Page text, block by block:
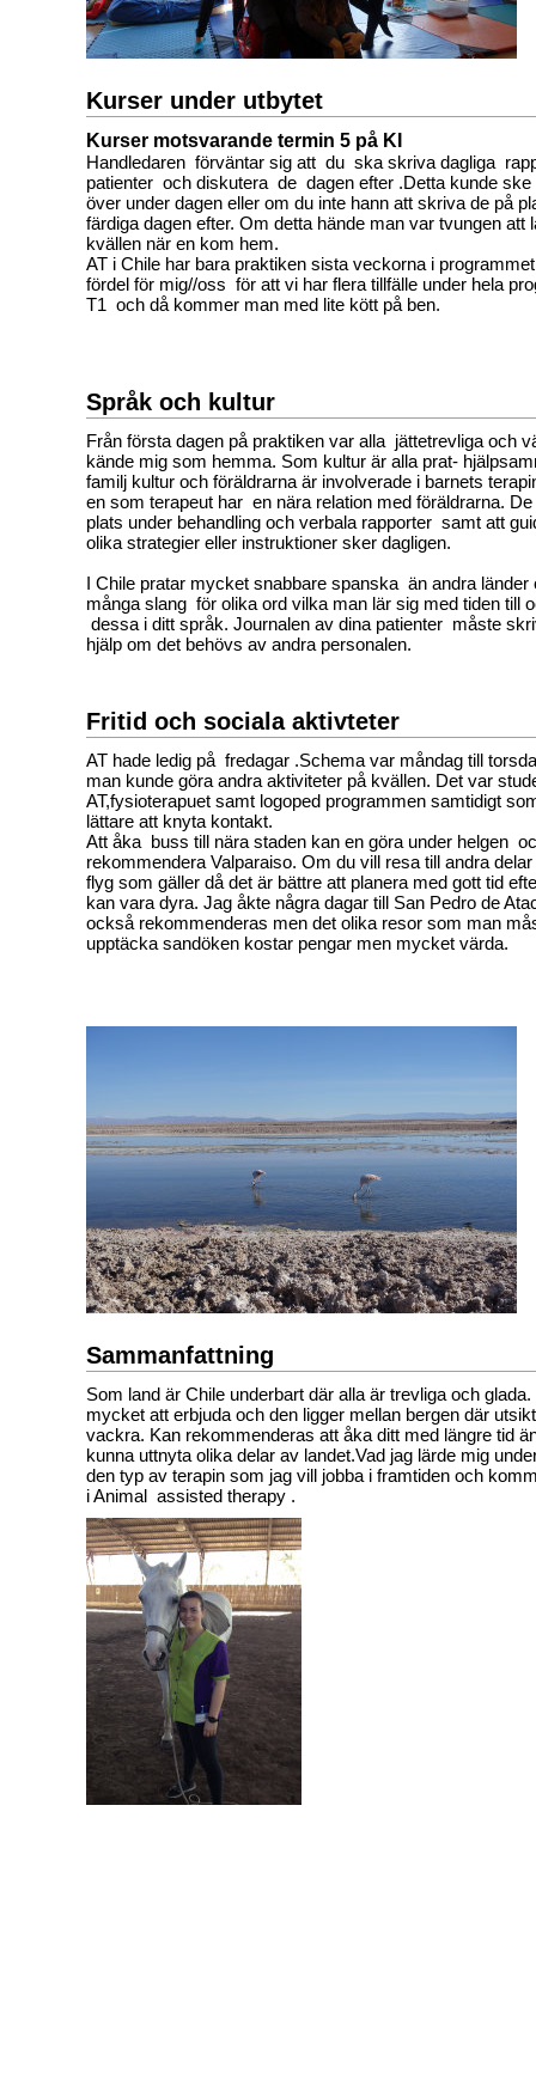
Kurser under utbytet
Kurser motsvarande termin 5 på KI
Handledaren förväntar sig att du ska skriva dagliga
patienter och diskutera de dagen efter .Detta kunde ske
över under dagen eller om du inte hann att skriva de på
färdiga dagen efter. Om detta hände man var tvungen att
kvällen när en kom hem.
AT i Chile har bara praktiken sista veckorna i
fördel för mig//oss för att vi har flera tillfälle under hela
T1 och då kommer man med lite kött på ben.
Språk och kultur
Från första dagen på praktiken var alla jättetrevliga och
kände mig som hemma. Som kultur är alla prat-
familj kultur och föräldrarna är involverade i barnets
en som terapeut har en nära relation med föräldrarna.
plats under behandling och verbala rapporter samt att
olika strategier eller instruktioner sker dagligen.
I Chile pratar mycket snabbare spanska än andra länder
många slang för olika ord vilka man lär sig med tiden till
dessa i ditt språk. Journalen av dina patienter måste
hjälp om det behövs av andra personalen.
Fritid och sociala aktivteter
AT hade ledig på fredagar .Schema var måndag till
man kunde göra andra aktiviteter på kvällen. Det var
AT,fysioterapuet samt logoped programmen samtidigt
lättare att knyta kontakt.
Att åka buss till nära staden kan en göra under helgen
rekommendera Valparaiso. Om du vill resa till andra
flyg som gäller då det är bättre att planera med gott tid
kan vara dyra. Jag åkte några dagar till San Pedro de
också rekommenderas men det olika resor som man
upptäcka sandöken kostar pengar men mycket värda.
Sammanfattning
Som land är Chile underbart där alla är trevliga och
mycket att erbjuda och den ligger mellan bergen där
vackra. Kan rekommenderas att åka ditt med längre tid
kunna uttnyta olika delar av landet.Vad jag lärde mig
den typ av terapin som jag vill jobba i framtiden och
i Animal assisted therapy .